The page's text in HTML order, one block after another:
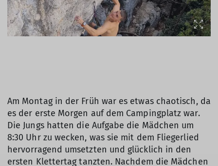
Am Montag in der Früh war es etwas chaotisch, da
es der erste Morgen auf dem Campingplatz war.
Die Jungs hatten die Aufgabe die Mädchen um
8:30 Uhr zu wecken, was sie mit dem Fliegerlied
hervorragend umsetzten und glücklich in den
ersten Klettertag tanzten. Nachdem die Mädchen